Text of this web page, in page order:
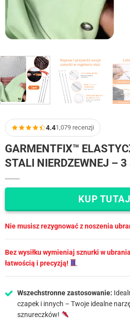
4.41,079 recenzji
GARMENTFIX™
STALI NIERDZEWNEJ – 3
KUP TUTAJ
Nie musisz rezygnować z noszenia
Bez wysiłku wymieniaj sznurki w
łatwością i precyzją!
Wszechstronne zastosowanie:
czapek i innych – Twoje idealne
sznureczków!